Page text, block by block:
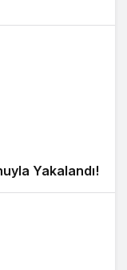
Yakalandı!